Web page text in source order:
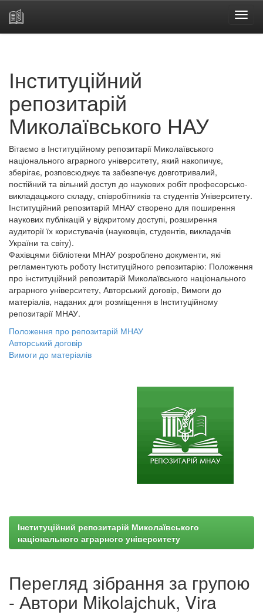
Інституційний
репозитарій
Миколаївського НАУ
Вітаємо в Інституційному репозитарії Миколаївського
національного аграрного університету, який накопичує,
зберігає, розповсюджує та забезпечує довготривалий,
постійний та вільний доступ до наукових робіт професорсько-
викладацького складу, співробітників та студентів Університету.
Інституційний репозитарій МНАУ створено для поширення
наукових публікацій у відкритому доступі, розширення
аудиторії їх користувачів (науковців, студентів, викладачів
України та світу).
Фахівцями бібліотеки МНАУ розроблено документи, які
регламентують роботу Інституційного репозитарію: Положення
про інституційний репозитарій Миколаївського національного
аграрного університету, Авторський договір, Вимоги до
матеріалів, наданих для розміщення в Інституційному
репозитарії МНАУ.
Положення про репозитарій МНАУ
Авторський договір
Вимоги до матеріалів
Інституційний репозитарій Миколаївського
національного аграрного університету
Перегляд зібрання за групою
- Автори Mikolajchuk, Vira